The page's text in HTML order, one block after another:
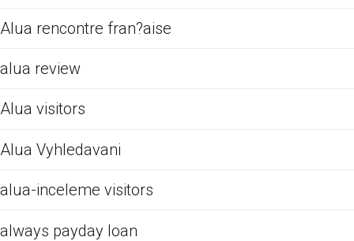
Alua rencontre fran?aise
alua review
Alua visitors
Alua Vyhledavani
alua-inceleme visitors
always payday loan